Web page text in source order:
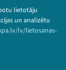
lietotāju
un analizētu
lv/lietosanas-